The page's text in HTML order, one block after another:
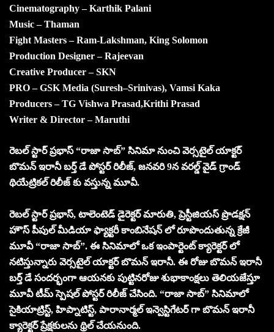
Cinematography – Karthik Palani
Music – Thaman
Fight Masters – Ram-Lakshman, King Solomon
Production Designer – Rajeevan
Creative Producer – SKN
PRO – GSK Media (Suresh–Srinivas), Vamsi Kaka
Producers – TG Vishwa Prasad,Krithi Prasad
Writer & Director – Maruthi
రెబల్ స్టార్ ప్రభాస్ “రాజా సాబ్” సినిమా నుంచి వెర్సటైల్ యాక్టర్
బొమన్ ఇరానీ బర్త్ డే పోస్టర్ రిలీజ్, జనవరి 9న వరల్డ్ వైడ్ గ్రాండ్
థియేట్రికల్ రిలీజ్ కు వస్తున్న మూవీ.
రెబల్ స్టార్ ప్రభాస్, టాలెంటెడ్ డైరెక్టర్ మారుతి, ప్రెస్టీజియస్ ప్రొడక్షన్
హౌస్ పీపుల్ మీడియా ఫ్యాక్టరీ కాంబినేషన్ లో రూపొందుతున్న క్రేజీ
మూవీ “రాజా సాబ్”. ఈ సినిమాలో ఒక ఇంపార్టెంట్ క్యారెక్టర్ లో
నటిస్తున్నారు వెర్సటైల్ యాక్టర్ బొమన్ ఇరానీ. ఈ రోజు బొమన్ ఇరానీ
బర్త్ డే సందర్భంగా ఆయనకు పుట్టినరోజు శుభాకాంక్షలు తెలియజేస్తూ
మూవీ టీమ్ స్పెషల్ పోస్టర్ రిలీజ్ చేసింది. “రాజా సాబ్” సినిమాలో
సైకియాట్రిస్ట్, హిప్నాటిస్ట్, పారానార్మల్ ఇన్వెస్టిగేటర్ గా బొమన్ ఇరానీ
క్యారెక్టర్ ప్రేక్షకులను థ్రిల్ చేయనుంది.